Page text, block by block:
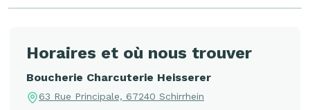
Horaires et où nous trouver
Boucherie Charcuterie Heisserer
63 Rue Principale, 67240 Schirrhein